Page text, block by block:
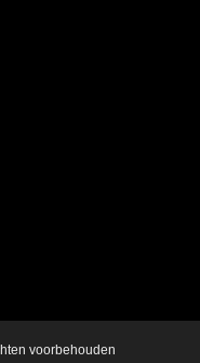
voorbehouden